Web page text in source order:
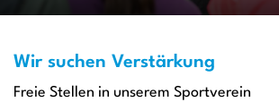
Wir suchen Verstärkung
Freie Stellen in unserem Sportverein